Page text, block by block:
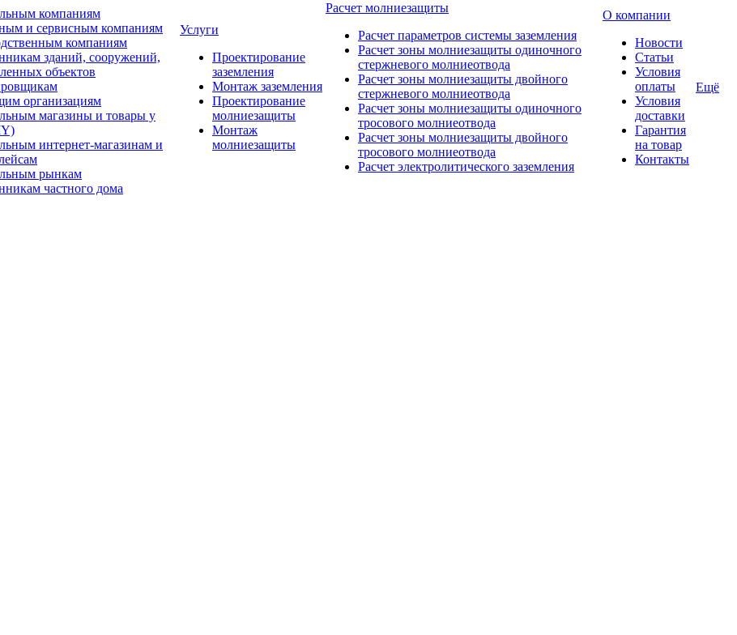
компаниям
и сервисным компаниям
компаниям
зданий, сооружений,
объектов
организациям
магазины и товары у
интернет-магазинам и
рынкам
частного дома
Услуги
Проектирование
заземления
Монтаж заземления
Проектирование
молниезащиты
Монтаж
молниезащиты
Расчет молниезащиты
Расчет параметров системы заземления
Расчет зоны молниезащиты одиночного
стержневого молниеотвода
Расчет зоны молниезащиты двойного
стержневого молниеотвода
Расчет зоны молниезащиты одиночного
тросового молниеотвода
Расчет зоны молниезащиты двойного
тросового молниеотвода
Расчет электролитического заземления
О компании
Новости
Статьи
Условия
оплаты
Условия
доставки
Гарантия
на товар
Контакты
Ещё